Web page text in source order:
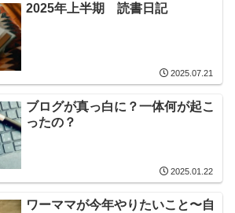
2025年上半期 読書日記
2025.07.21
ブログが真っ白に？一体何が起こ
ったの？
2025.01.22
ワーママが今年やりたいこと〜自